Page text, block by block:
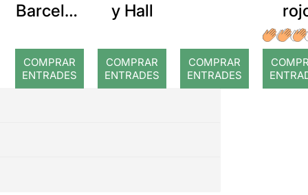
Barcelon
COMPRAR
ENTRADES
y Hall
COMPRAR
ENTRADES
COMPRAR
ENTRADES